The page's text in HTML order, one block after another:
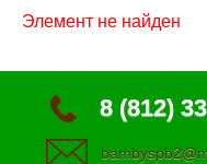
Элемент не найден
8 (812)